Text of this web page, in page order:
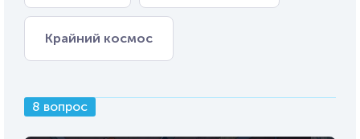
Крайний космос
8 вопрос